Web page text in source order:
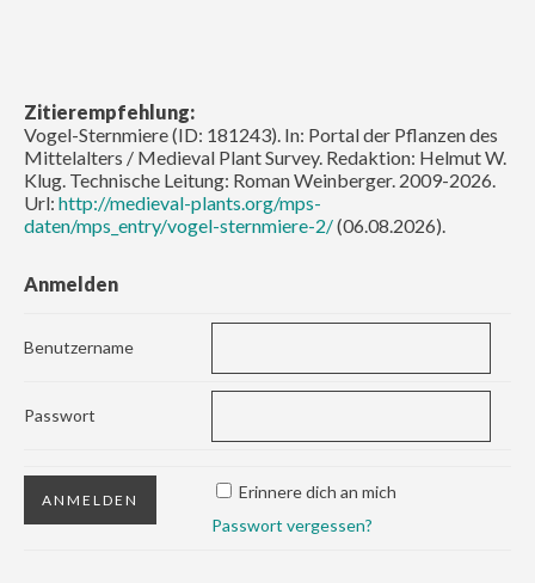
Zitierempfehlung:
Vogel-Sternmiere (ID: 181243). In: Portal der Pflanzen des
Mittelalters / Medieval Plant Survey. Redaktion: Helmut W.
Klug. Technische Leitung: Roman Weinberger. 2009-2026.
Url: http://medieval-plants.org/mps-
daten/mps_entry/vogel-sternmiere-2/(06.08.2026).
Anmelden
Benutzername
Passwort
Erinnere dich an mich
Passwort vergessen?